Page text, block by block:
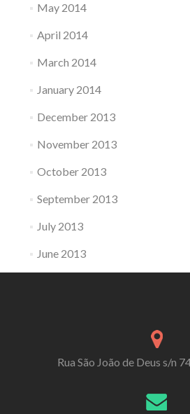
May 2014
April 2014
March 2014
January 2014
December 2013
November 2013
October 2013
September 2013
July 2013
June 2013
Rua São João de Deus s/n